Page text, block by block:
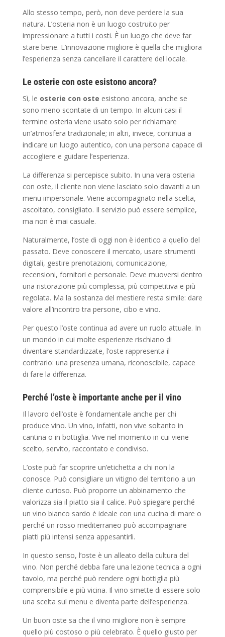
Allo stesso tempo, però, non deve perdere la sua
natura. L’osteria non è un luogo costruito per
impressionare a tutti i costi. È un luogo che deve far
stare bene. L’innovazione migliore è quella che migliora
l’esperienza senza cancellare il carattere del locale.
Le osterie con oste esistono ancora?
Sì, le osterie con oste esistono ancora, anche se
sono meno scontate di un tempo. In alcuni casi il
termine osteria viene usato solo per richiamare
un’atmosfera tradizionale; in altri, invece, continua a
indicare un luogo autentico, con una persona capace di
accogliere e guidare l’esperienza.
La differenza si percepisce subito. In una vera osteria
con oste, il cliente non viene lasciato solo davanti a un
menu impersonale. Viene accompagnato nella scelta,
ascoltato, consigliato. Il servizio può essere semplice,
ma non è mai casuale.
Naturalmente, l’oste di oggi non è identico a quello del
passato. Deve conoscere il mercato, usare strumenti
digitali, gestire prenotazioni, comunicazione,
recensioni, fornitori e personale. Deve muoversi dentro
una ristorazione più complessa, più competitiva e più
regolata. Ma la sostanza del mestiere resta simile: dare
valore all’incontro tra persone, cibo e vino.
Per questo l’oste continua ad avere un ruolo attuale. In
un mondo in cui molte esperienze rischiano di
diventare standardizzate, l’oste rappresenta il
contrario: una presenza umana, riconoscibile, capace
di fare la differenza.
Perché l’oste è importante anche per il vino
Il lavoro dell’oste è fondamentale anche per chi
produce vino. Un vino, infatti, non vive soltanto in
cantina o in bottiglia. Vive nel momento in cui viene
scelto, servito, raccontato e condiviso.
L’oste può far scoprire un’etichetta a chi non la
conosce. Può consigliare un vitigno del territorio a un
cliente curioso. Può proporre un abbinamento che
valorizza sia il piatto sia il calice. Può spiegare perché
un vino bianco sardo è ideale con una cucina di mare o
perché un rosso mediterraneo può accompagnare
piatti più intensi senza appesantirli.
In questo senso, l’oste è un alleato della cultura del
vino. Non perché debba fare una lezione tecnica a ogni
tavolo, ma perché può rendere ogni bottiglia più
comprensibile e più vicina. Il vino smette di essere solo
una scelta sul menu e diventa parte dell’esperienza.
Un buon oste sa che il vino migliore non è sempre
quello più costoso o più celebrato. È quello giusto per